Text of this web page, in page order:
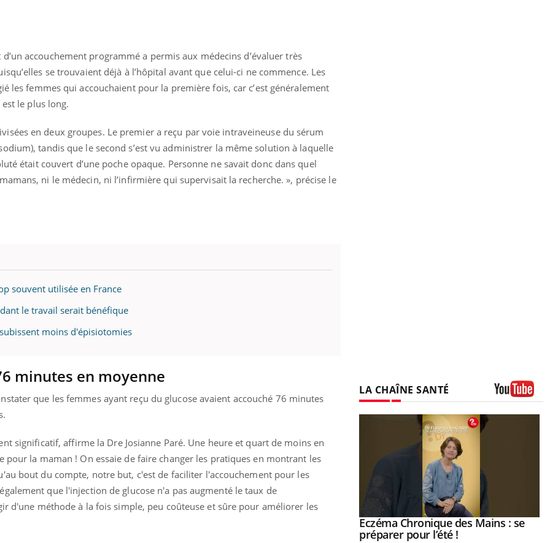
accouchement programmé a permis aux médecins d’évaluer très
se trouvaient déjà à l’hôpital avant que celui-ci ne commence. Les
les femmes qui accouchaient pour la première fois, car c’est généralement
le plus long.
en deux groupes. Le premier a reçu par voie intraveineuse du sérum
tandis que le second s’est vu administrer la même solution à laquelle
était couvert d’une poche opaque. Personne ne savait donc dans quel
ni le médecin, ni l’infirmière qui supervisait la recherche. », précise le
souvent utilisée en France
le travail serait bénéfique
moins d'épisiotomies
minutes en moyenne
que les femmes ayant reçu du glucose avaient accouché 76 minutes
significatif, affirme la Dre Josianne Paré. Une heure et quart de moins en
pour la maman ! On essaie de faire changer les pratiques en montrant les
bout du compte, notre but, c'est de faciliter l'accouchement pour les
que l'injection de glucose n'a pas augmenté le taux de
d'une méthode à la fois simple, peu coûteuse et sûre pour améliorer les
LA CHAÎNE SANTÉ
Youtube
Eczéma Chronique des Mains : se
préparer pour l’été !Youtube